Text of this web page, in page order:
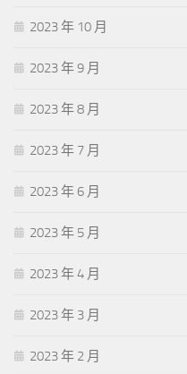
2023 年 10 月
2023 年 9 月
2023 年 8 月
2023 年 7 月
2023 年 6 月
2023 年 5 月
2023 年 4 月
2023 年 3 月
2023 年 2 月